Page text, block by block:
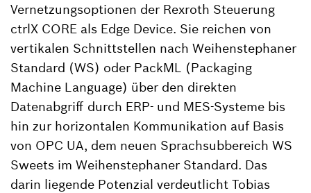
Vernetzungsoptionen der Rexroth Steuerung
ctrlX CORE als Edge Device. Sie reichen von
vertikalen Schnittstellen nach Weihenstephaner
Standard (WS) oder PackML (Packaging
Machine Language) über den direkten
Datenabgriff durch ERP- und MES-Systeme bis
hin zur horizontalen Kommunikation auf Basis
von OPC UA, dem neuen Sprachsubbereich WS
Sweets im Weihenstephaner Standard. Das
darin liegende Potenzial verdeutlicht Tobias